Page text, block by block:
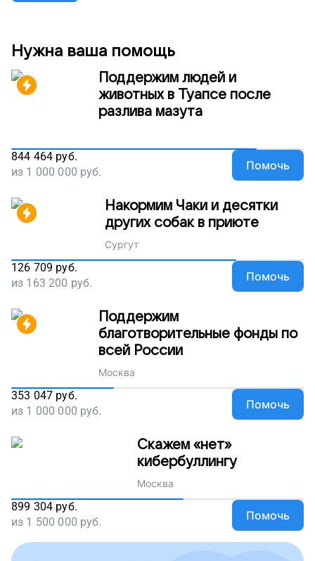
Нужна ваша помощь
Поддержим людей и
животных в Туапсе после
разлива мазута
844 464 руб.
из 1 000 000 руб. Помочь
Накормим Чаки и десятки
других собак в приюте
Сургут
126 709 руб.
из 163 200 руб. Помочь
Поддержим
благотворительные фонды по
всей России
Москва
353 047 руб.
из 1 000 000 руб. Помочь
Скажем «нет»
кибербуллингу
Москва
899 304 руб.
из 1 500 000 руб. Помочь